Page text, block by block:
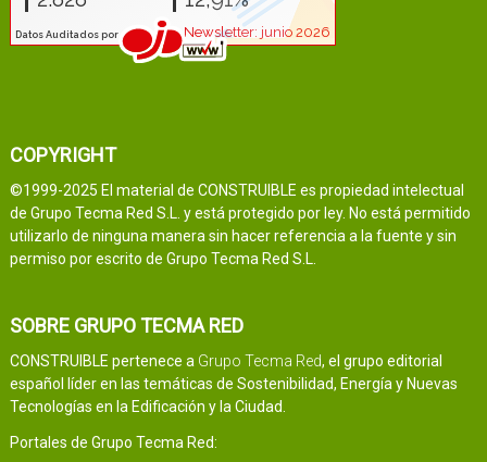
COPYRIGHT
©1999-2025 El material de CONSTRUIBLE es propiedad intelectual
de Grupo Tecma Red S.L. y está protegido por ley. No está permitido
utilizarlo de ninguna manera sin hacer referencia a la fuente y sin
permiso por escrito de Grupo Tecma Red S.L.
SOBRE GRUPO TECMA RED
CONSTRUIBLE pertenece a Grupo Tecma Red, el grupo editorial
español líder en las temáticas de Sostenibilidad, Energía y Nuevas
Tecnologías en la Edificación y la Ciudad.
Portales de Grupo Tecma Red: